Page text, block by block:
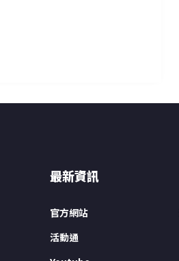
最新資訊
官方網站
活動通